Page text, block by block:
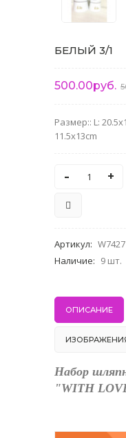
БЕЛЫЙ 3/1
500.00руб.
Размер:: L:
11.5x13cm
- +
Артикул: W7427
Наличие: 9 шт.
ОПИСАНИЕ
Набор
"WITH